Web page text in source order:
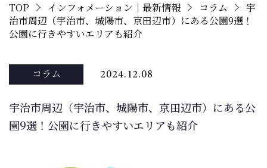
TOP インフォメーション｜最新情報 コラム
宇
治市周辺（宇治市、城陽市、京田辺市）にある公園9選！
公園に行きやすいエリアも紹介
コラム 2024.12.08
宇治市周辺（宇治市、城陽市、京田辺市）にある公
園9選！公園に行きやすいエリアも紹介